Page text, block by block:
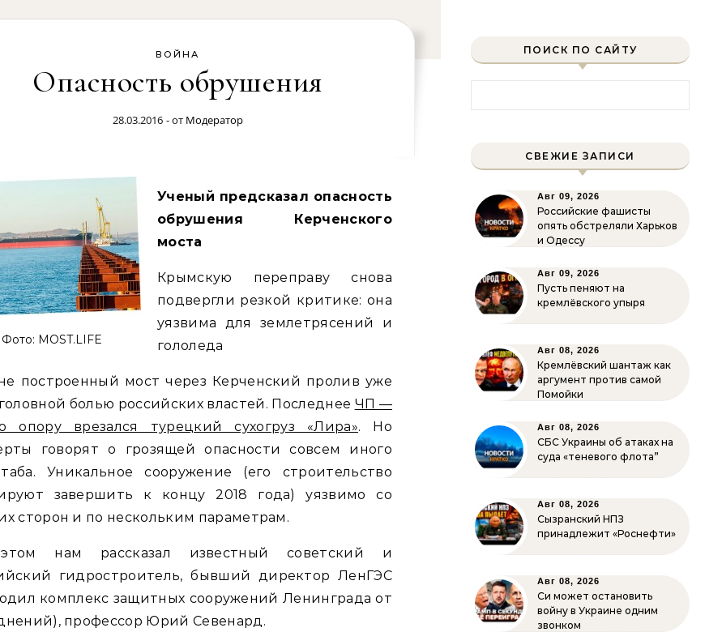
ВОЙНА
Опасность обрушения
28.03.2016 - от Модератор
Фото: MOST.LIFE
Ученый предсказал опасность
обрушения Керченского
моста
Крымскую переправу снова
подвергли резкой критике: она
уязвима для землетрясений и
гололеда
построенный мост через Керченский пролив уже
болью российских властей. Последнее ЧП —
опору врезался турецкий сухогруз «Лира». Но
говорят о грозящей опасности совсем иного
Уникальное сооружение (его строительство
завершить к концу 2018 года) уязвимо со
сторон и по нескольким параметрам.
нам рассказал известный советский и
гидростроитель, бывший директор ЛенГЭС
комплекс защитных сооружений Ленинграда от
профессор Юрий Севенард.
ПОИСК ПО САЙТУ
СВЕЖИЕ ЗАПИСИ
Авг 09, 2026
Российские фашисты
опять обстреляли Харьков
и Одессу
Авг 09, 2026
Пусть пеняют на
кремлёвского упыря
Авг 08, 2026
Кремлёвский шантаж как
аргумент против самой
Помойки
Авг 08, 2026
СБС Украины об атаках на
суда «теневого флота”
Авг 08, 2026
Сызранский НПЗ
принадлежит «Роснефти»
Авг 08, 2026
Си может остановить
войну в Украине одним
звонком